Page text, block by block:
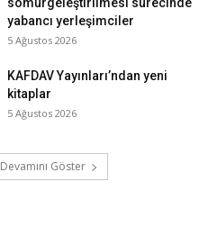
yabancı yerleşimciler
5 Ağustos 2026
KAFDAV Yayınları’ndan yeni
kitaplar
5 Ağustos 2026
Devamını Göster